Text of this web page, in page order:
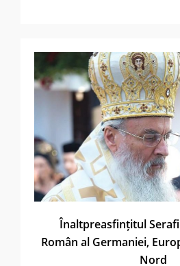
Înaltpreasfințitul
Român al Germaniei,
Nord